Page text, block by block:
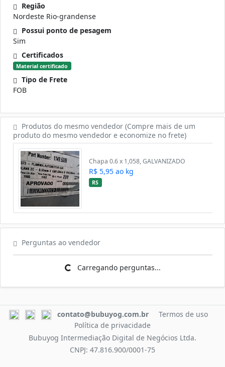
Região
Nordeste Rio-grandense
Possui ponto de pesagem
Sim
Certificados
Material certificado
Tipo de Frete
FOB
Produtos do mesmo vendedor (Compre mais de um
produto do mesmo vendedor e economize no frete)
Chapa 0.6 x 1,058, GALVANIZADO
R$ 5,95 ao kg
RS
Perguntas ao vendedor
Carregando perguntas...
Carregando perguntas...
contato@bubuyog.com.br
Termos de uso
Política de privacidade
Bubuyog Intermediação Digital de Negócios Ltda.
CNPJ: 47.816.900/0001-75